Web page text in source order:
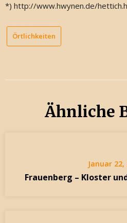
*) http://www.hwynen.de/
Örtlichkeiten
Ähnliche
Januar 22,
Frauenberg – Kloster